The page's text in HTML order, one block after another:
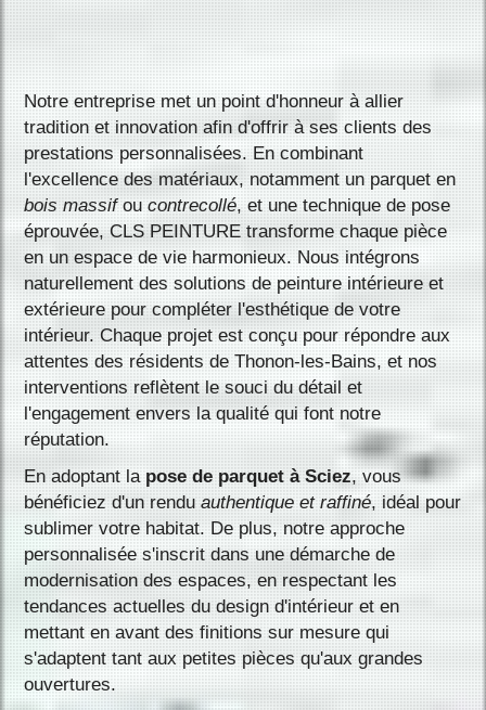
Notre entreprise met un point d'honneur à allier
tradition et innovation afin d'offrir à ses clients des
prestations personnalisées. En combinant
l'excellence des matériaux, notamment un parquet en
bois massifoucontrecollé, et une technique de pose
éprouvée, CLS PEINTURE transforme chaque pièce
en un espace de vie harmonieux. Nous intégrons
naturellement des solutions de peinture intérieure et
extérieure pour compléter l'esthétique de votre
intérieur. Chaque projet est conçu pour répondre aux
attentes des résidents de Thonon-les-Bains, et nos
interventions reflètent le souci du détail et
l'engagement envers la qualité qui font notre
réputation.
En adoptant lapose de parquet à Sciez, vous
bénéficiez d'un renduauthentique et raffiné, idéal pour
sublimer votre habitat. De plus, notre approche
personnalisée s'inscrit dans une démarche de
modernisation des espaces, en respectant les
tendances actuelles du design d'intérieur et en
mettant en avant des finitions sur mesure qui
s'adaptent tant aux petites pièces qu'aux grandes
ouvertures.